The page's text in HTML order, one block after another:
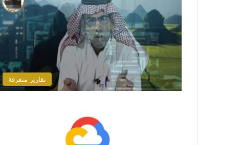
تقارير متفرقة